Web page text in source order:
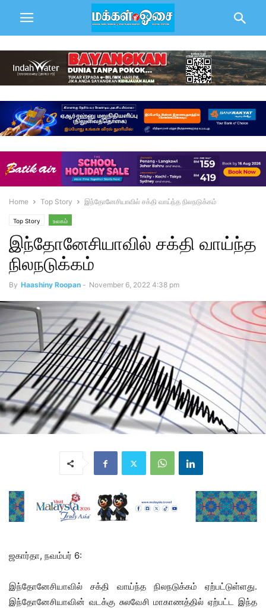
Home Top Story இந்தோனேசியாவில் சக்தி வாய்ந்த நிலநடுக்கம்
Top Story உலகம்
இந்தோனேசியாவில் சக்தி வாய்ந்த
நிலநடுக்கம்
By Haashiny Roopan - November 6, 2022 4:38 pm
ஜகார்தா, நவம்பர் 6:
இந்தோனேசியாவில் சக்தி வாய்ந்த நிலநடுக்கம் ஏற்பட்டுள்ளது.
இந்தோனேசியாவின் வடக்கு சுலவேசி மாகாணத்தில் ஏற்பட்ட இந்த